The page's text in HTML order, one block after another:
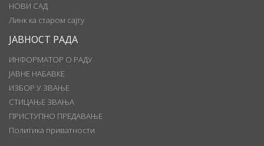
НОВИ САД
Линк ка старом сајту
ЈАВНОСТ РАДА
ИНФОРМАТОР О РАДУ
ЈАВНЕ НАБАВКЕ
ИЗБОР У ЗВАЊЕ
СТИЦАЊЕ ЗВАЊА
ПРИСТУПНО ПРЕДАВАЊЕ
Политика приватности